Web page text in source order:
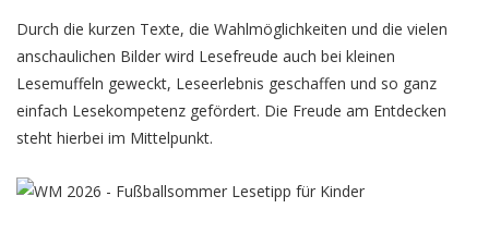
Durch die kurzen Texte, die Wahlmöglichkeiten und die vielen
anschaulichen Bilder wird Lesefreude auch bei kleinen
Lesemuffeln geweckt, Leseerlebnis geschaffen und so ganz
einfach Lesekompetenz gefördert. Die Freude am Entdecken
steht hierbei im Mittelpunkt.